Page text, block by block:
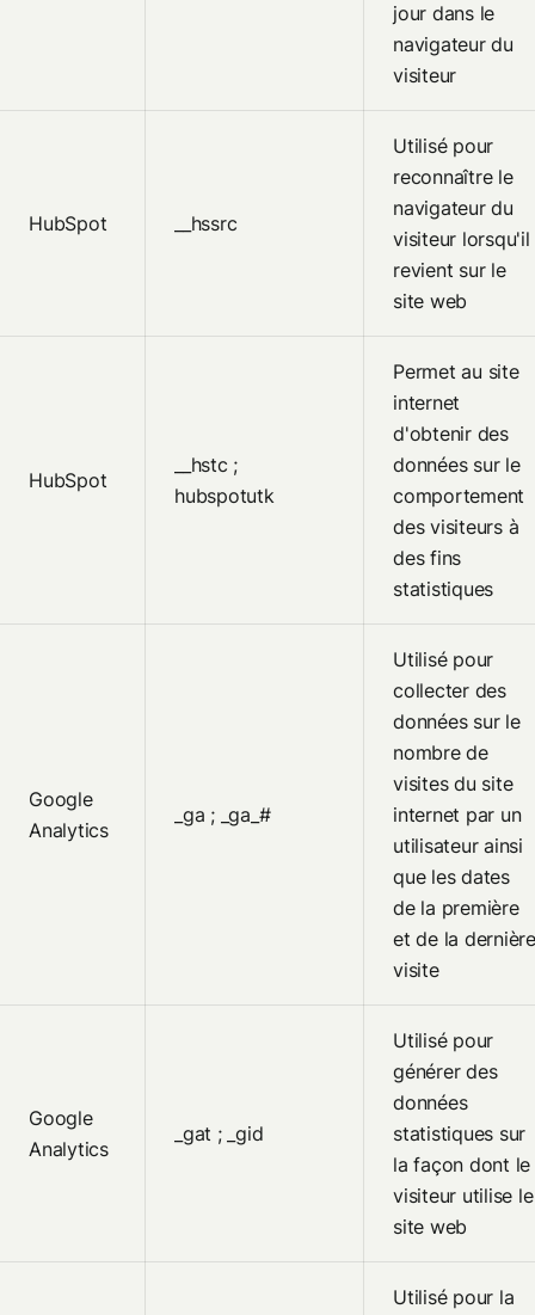
jour dans le
navigateur du
visiteur
HubSpot __hssrc
Utilisé pour
reconnaître le
navigateur du
visiteur lorsqu'il
revient sur le
site web
HubSpot
__hstc ;
hubspotutk
Permet au site
internet
d'obtenir des
données sur le
comportement
des visiteurs à
des fins
statistiques
Google
Analytics
_ga ; _ga_#
Utilisé pour
collecter des
données sur le
nombre de
visites du site
internet par un
utilisateur ainsi
que les dates
de la première
et de la dernière
visite
Google
Analytics
_gat ; _gid
Utilisé pour
générer des
données
statistiques sur
la façon dont le
visiteur utilise le
site web
Utilisé pour la